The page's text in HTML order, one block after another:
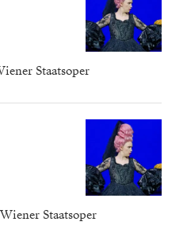
Staatsoper
Wiener Staatsoper